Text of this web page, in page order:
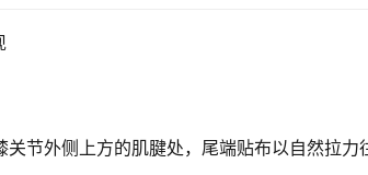
节外侧上方的肌腱处，尾端贴布以自然拉力